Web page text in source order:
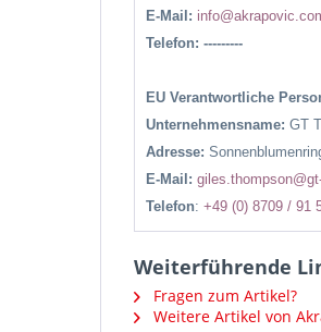
E-Mail:
Telefon: ---------
EU Verantwortliche
Unternehmensname: GT
Adresse:
E-Mail:
Telefon: +49 (0) 8709 / 91
Weiterführende
Fragen zum Artikel?
Weitere Artikel von